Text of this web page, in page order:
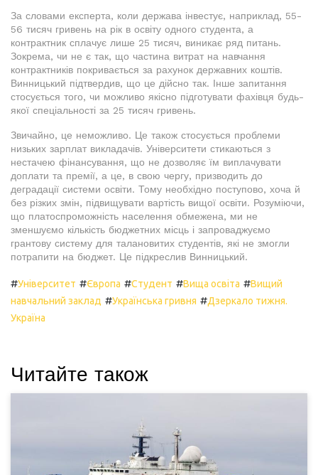
За словами експерта, коли держава інвестує, наприклад, 55-
56 тисяч гривень на рік в освіту одного студента, а
контрактник сплачує лише 25 тисяч, виникає ряд питань.
Зокрема, чи не є так, що частина витрат на навчання
контрактників покривається за рахунок державних коштів.
Винницький підтвердив, що це дійсно так. Інше запитання
стосується того, чи можливо якісно підготувати фахівця будь-
якої спеціальності за 25 тисяч гривень.
Звичайно, це неможливо. Це також стосується проблеми
низьких зарплат викладачів. Університети стикаються з
нестачею фінансування, що не дозволяє їм виплачувати
доплати та премії, а це, в свою чергу, призводить до
деградації системи освіти. Тому необхідно поступово, хоча й
без різких змін, підвищувати вартість вищої освіти. Розуміючи,
що платоспроможність населення обмежена, ми не
зменшуємо кількість бюджетних місць і запроваджуємо
грантову систему для талановитих студентів, які не змогли
потрапити на бюджет. Це підкреслив Винницький.
#Університет #Європа #Студент #Вища освіта #Вищий
навчальний заклад #Українська гривня #Дзеркало тижня.
Україна
Читайте також